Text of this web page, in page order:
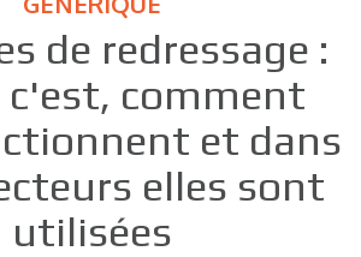
de redressage :
c'est, comment
et dans
elles sont
utilisées